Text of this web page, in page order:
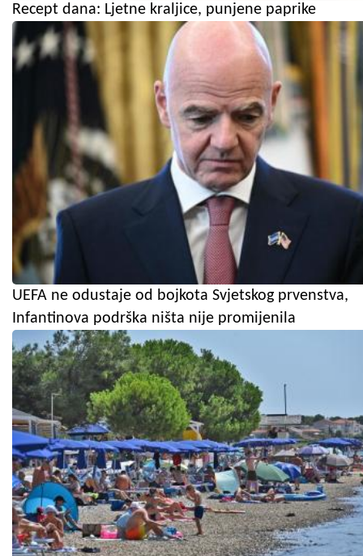
Recept dana: Ljetne kraljice, punjene paprike
UEFA ne odustaje od bojkota Svjetskog prvenstva,
Infantinova podrška ništa nije promijenila